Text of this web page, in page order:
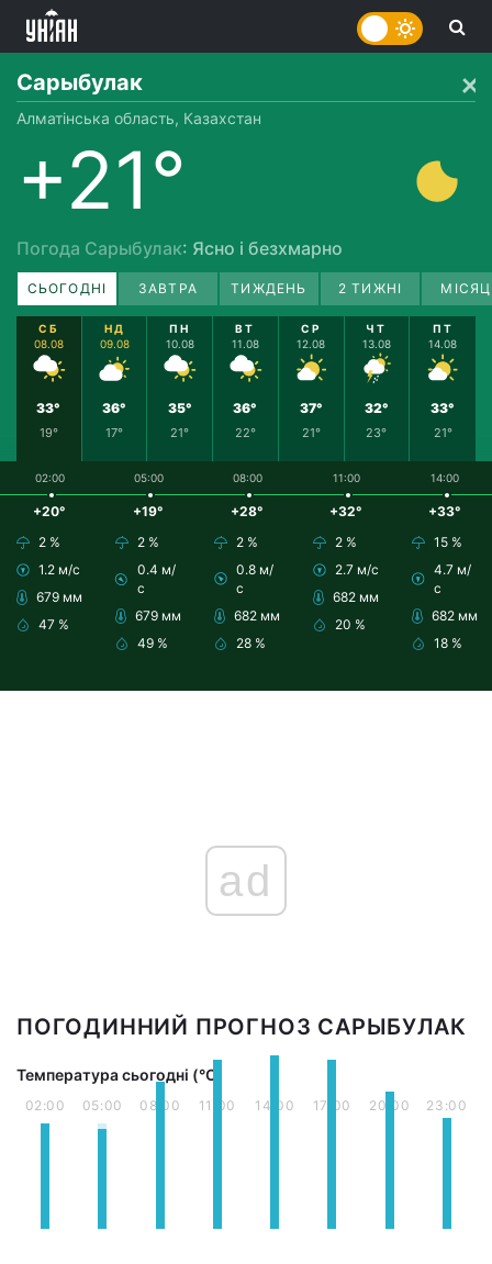
Сарыбулак
Алматінська область, Казахстан
+21°
Погода Сарыбулак: Ясно і безхмарно
СЬОГОДНІ ЗАВТРА ТИЖДЕНЬ 2 ТИЖНІ
СБ
08.08
33°
19°
НД
09.08
36°
17°
ПН
10.08
35°
21°
ВТ
11.08
36°
22°
СР
12.08
37°
21°
ЧТ
13.08
32°
23°
ПТ
14.08
33°
21°
02:00
+20°
2 %
1.2 м/с
679 мм
47 %
05:00
+19°
2 %
0.4 м/
с
679 мм
49 %
08:00
+28°
2 %
0.8 м/
с
682 мм
28 %
11:00
+32°
2 %
2.7 м/с
682 мм
20 %
14:00
+33°
15 %
4.7 м/
с
682 мм
18 %
ad
ПОГОДИННИЙ ПРОГНОЗ САРЫБУЛАК
Температура сьогодні (°С)
02:00 05:00 08:00 11:00 14:00 17:00 20:00 23:00